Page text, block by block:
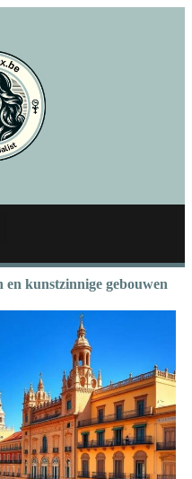
en kunstzinnige gebouwen